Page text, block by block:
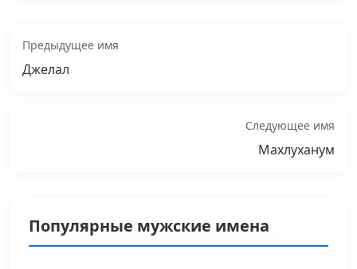
Предыдущее имя
Джелал
Следующее имя
Махлуханум
Популярные мужские имена